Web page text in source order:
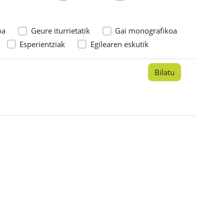
Geure iturrietatik
Gai monografikoa
Esperientziak Egilearen eskutik